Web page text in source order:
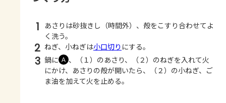
1
あさりは砂抜きし（時間外）、殻をこすり合わせてよ
く洗う。
2 ねぎ、小ねぎは小口切り にする。
3 鍋に Ａ 、（１）のあさり、（２）のねぎを入れて火
にかけ、あさりの殻が開いたら、（２）の小ねぎ、ご
ま油を加えて火を止める。